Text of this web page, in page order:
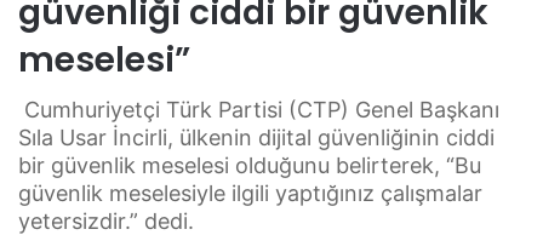
güvenliği ciddi bir güvenlik
meselesi”
Cumhuriyetçi Türk Partisi (CTP) Genel Başkanı
Sıla Usar İncirli, ülkenin dijital güvenliğinin ciddi
bir güvenlik meselesi olduğunu belirterek, “Bu
güvenlik meselesiyle ilgili yaptığınız çalışmalar
yetersizdir.” dedi.